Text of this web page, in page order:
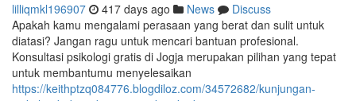
lilliqmkl196907 417 days ago News
Discuss
Apakah kamu mengalami perasaan yang berat dan sulit untuk
diatasi? Jangan ragu untuk mencari bantuan profesional.
Konsultasi psikologi gratis di Jogja merupakan pilihan yang tepat
untuk membantumu menyelesaikan
https://keithptzq084776.blogdiloz.com/34572682/kunjungan-